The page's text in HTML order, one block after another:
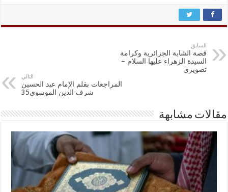
السابق
قصة الشابة الجزائرية وكرامة
السيدة الزهراء عليها السلام –
تصويري
التالي
المراجعات بقلم الإمام عبد الحسين
شرف الدين الموسوي35
مقالات مشابهة